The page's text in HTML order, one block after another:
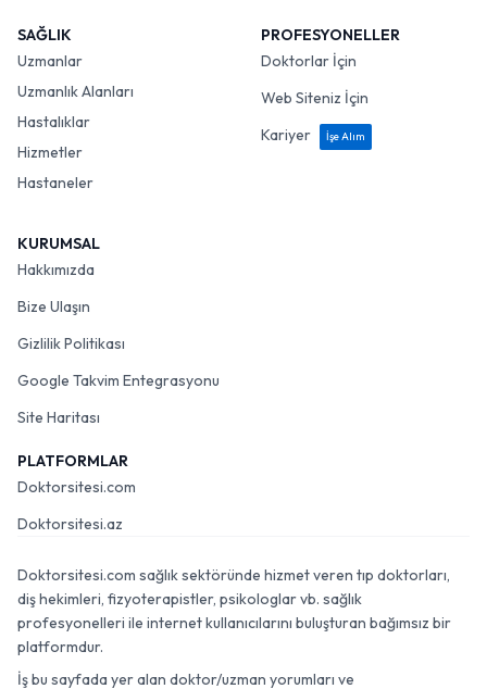
SAĞLIK
Uzmanlar
Uzmanlık Alanları
Hastalıklar
Hizmetler
Hastaneler
PROFESYONELLER
Doktorlar İçin
Web Siteniz İçin
Kariyer
İşe Alım
KURUMSAL
Hakkımızda
Bize Ulaşın
Gizlilik Politikası
Google Takvim Entegrasyonu
Site Haritası
PLATFORMLAR
Doktorsitesi.com
Doktorsitesi.az
Doktorsitesi.com sağlık sektöründe hizmet veren tıp doktorları,
diş hekimleri, fizyoterapistler, psikologlar vb. sağlık
profesyonelleri ile internet kullanıcılarını buluşturan bağımsız bir
platformdur.
İş bu sayfada yer alan doktor/uzman yorumları ve